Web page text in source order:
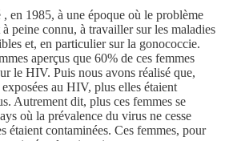
en 1985, à une époque où le problème
peine connu, à travailler sur les maladies
et, en particulier sur la gonococcie.
aperçus que 60% de ces femmes
le HIV. Puis nous avons réalisé que,
au HIV, plus elles étaient
Autrement dit, plus ces femmes se
où la prévalence du virus ne cesse
étaient contaminées. Ces femmes, pour